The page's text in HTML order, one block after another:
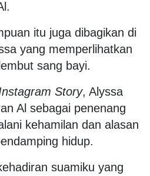
itu juga dibagikan di
yang memperlihatkan
sang bayi.
Story, Alyssa
Al sebagai penenang
kehamilan dan alasan
hidup.
suamiku yang